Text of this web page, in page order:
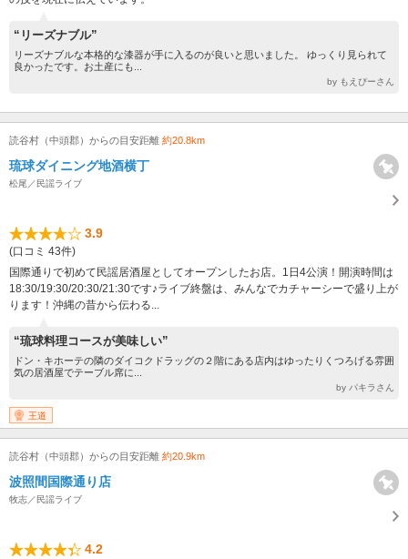
“リーズナブル”
リーズナブルな本格的な漆器が手に入るのが良いと思いました。 ゆっくり見られて
良かったです。お土産にも...
by もえぴーさん
読谷村（中頭郡）からの目安距離 約20.8km
琉球ダイニング地酒横丁
松尾／民謡ライブ
3.9
(口コミ 43件)
国際通りで初めて民謡居酒屋としてオープンしたお店。1日4公演！開演時間は
18:30/19:30/20:30/21:30です♪ライブ終盤は、みんなでカチャーシーで盛り上が
ります！沖縄の昔から伝わる...
“琉球料理コースが美味しい”
ドン・キホーテの隣のダイコクドラッグの２階にある店内はゆったりくつろげる雰囲
気の居酒屋でテーブル席に...
by パキラさん
王道
読谷村（中頭郡）からの目安距離 約20.9km
波照間国際通り店
牧志／民謡ライブ
4.2